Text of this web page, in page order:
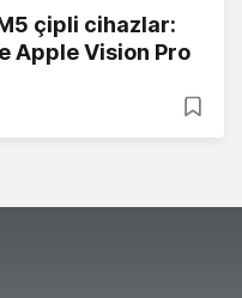
çipli cihazlar:
Apple Vision Pro